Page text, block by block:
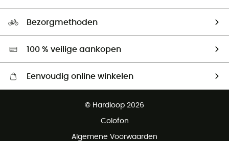
Ambassadeurs
Hardgreen
Bezorgmethoden
100 % veilige aankopen
Eenvoudig online winkelen
Gratis retourneren binnen 100 dagen
© Hardloop 2026
Colofon
Algemene Voorwaarden